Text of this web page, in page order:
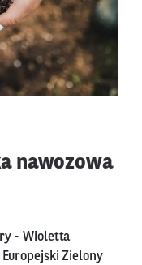
nawozowa
- Wioletta
Zielony